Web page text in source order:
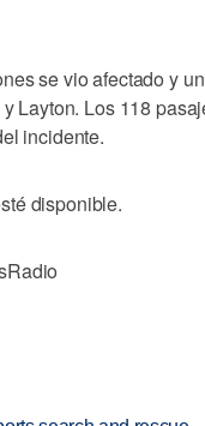
se vio afectado y
Layton. Los 118
incidente.
disponible.